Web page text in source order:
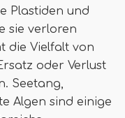
Plastiden und
sie verloren
die Vielfalt von
oder Verlust
Seetang,
Algen sind einige